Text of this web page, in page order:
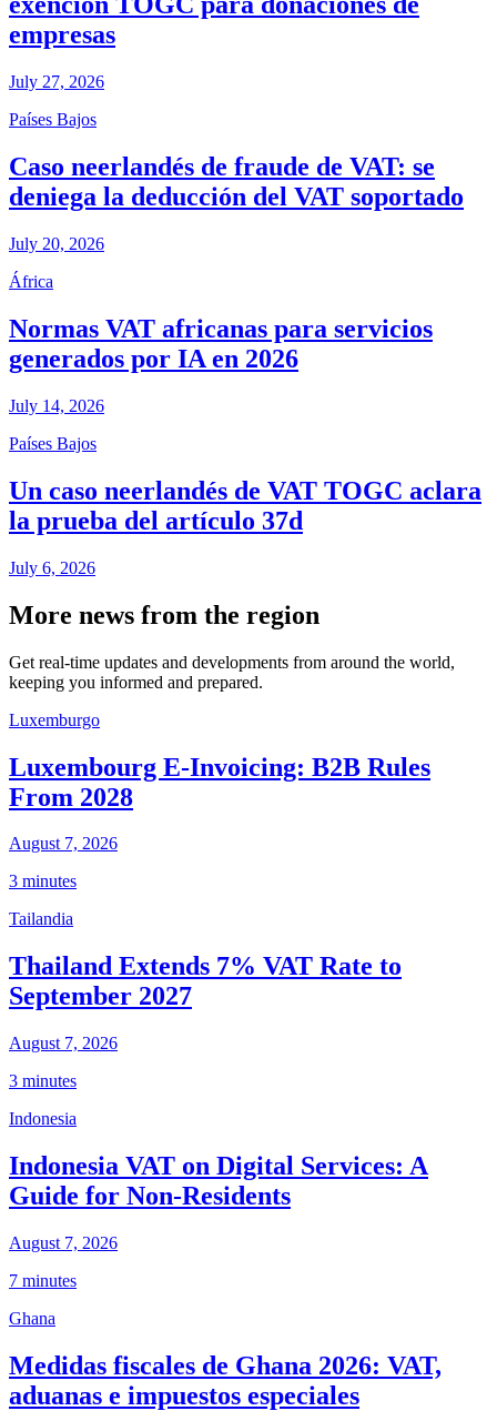
empresas
July 27, 2026
Países Bajos
Caso neerlandés de fraude de VAT: se
deniega la deducción del VAT soportado
July 20, 2026
África
Normas VAT africanas para servicios
generados por IA en 2026
July 14, 2026
Países Bajos
Un caso neerlandés de VAT TOGC aclara
la prueba del artículo 37d
July 6, 2026
More news from the region
Get real-time updates and developments from around the world,
keeping you informed and prepared.
Luxemburgo
Luxembourg E-Invoicing: B2B Rules
From 2028
August 7, 2026
3 minutes
Tailandia
Thailand Extends 7% VAT Rate to
September 2027
August 7, 2026
3 minutes
Indonesia
Indonesia VAT on Digital Services: A
Guide for Non-Residents
August 7, 2026
7 minutes
Ghana
Medidas fiscales de Ghana 2026: VAT,
aduanas e impuestos especiales